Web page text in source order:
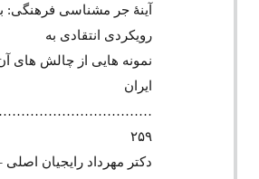
آینۀ جر مشناسی فرهنگی:
رویکردی انتقادی به
نمونه هایی از چالش های
ایران
۲۵۹
دکتر مهرداد رایجیان اصلی